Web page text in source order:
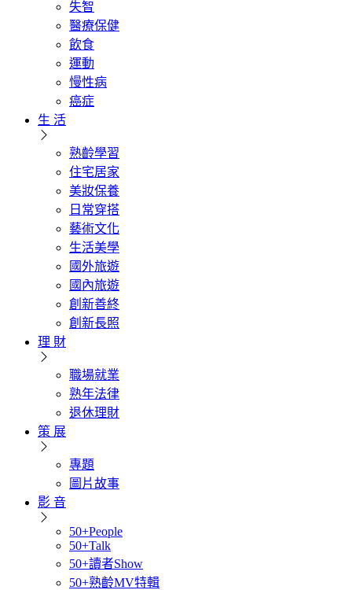
失智
醫療保健
飲食
運動
慢性病
癌症
生 活
熟齡學習
住宅居家
美妝保養
日常穿搭
藝術文化
生活美學
國外旅遊
國內旅遊
創新善終
創新長照
理 財
職場就業
熟年法律
退休理財
策 展
專題
圖片故事
影 音
50+People
50+Talk
50+讀者Show
50+熟齡MV特輯